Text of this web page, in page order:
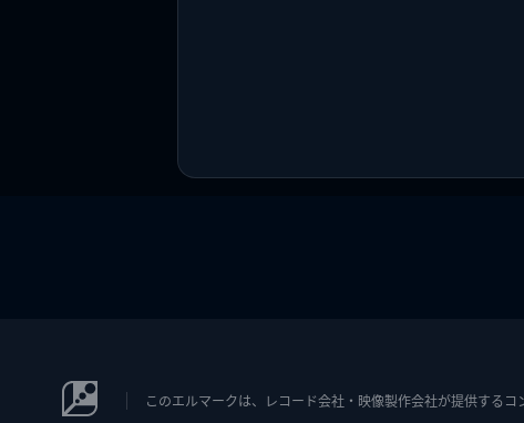
このエルマークは、レコード会社・映像製作会社が提供する